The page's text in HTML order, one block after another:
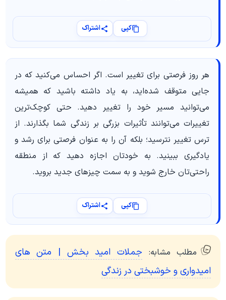
کپی اشتراک
هر روز فرصتی برای تغییر است. اگر احساس می‌کنید که در
جایی متوقف شده‌اید، به یاد داشته باشید که همیشه
می‌توانید مسیر خود را تغییر دهید. حتی کوچک‌ترین
تغییرات می‌توانند تأثیرات بزرگی بر زندگی شما بگذارند. از
ترس تغییر نترسید؛ بلکه آن را به عنوان فرصتی برای رشد و
یادگیری ببینید. به خودتان اجازه دهید که از منطقه
راحتی‌تان خارج شوید و به سمت چیزهای جدید بروید.
کپی اشتراک
مطلب مشابه: جملات امید بخش | متن های
امیدواری و خوشبختی در زندگی